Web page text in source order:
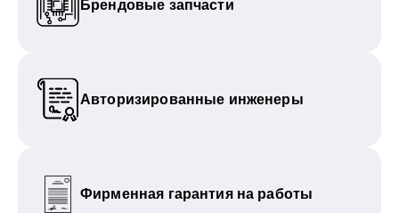
Брендовые запчасти
Авторизированные инженеры
Фирменная гарантия на работы